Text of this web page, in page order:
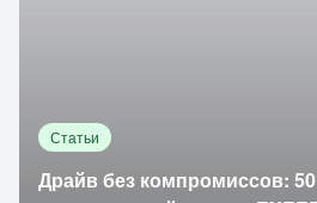
Статьи
Драйв без компромиссов: